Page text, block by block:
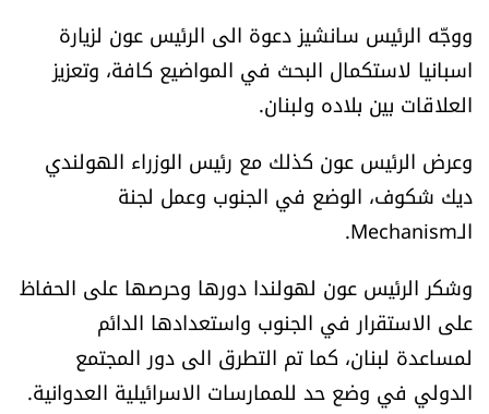
سجالات
صحّة وصحن
الرياضة
منوّعات
حظّك اليوم
للتاريخ
فيديو
ووجّه الرئيس سانشيز دعوة الى الرئيس عون لزيارة
اسبانيا لاستكمال البحث في المواضيع كافة، وتعزيز
العلاقات بين بلاده ولبنان.
وعرض الرئيس عون كذلك مع رئيس الوزراء الهولندي
ديك شكوف، الوضع في الجنوب وعمل لجنة
الـMechanism.
وشكر الرئيس عون لهولندا دورها وحرصها على الحفاظ
على الاستقرار في الجنوب واستعدادها الدائم
لمساعدة لبنان، كما تم التطرق الى دور المجتمع
الدولي في وضع حد للممارسات الاسرائيلية العدوانية.